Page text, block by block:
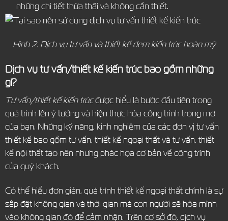
những chi tiết thừa thãi và không cần thiết.
Hình 2. Dịch vụ tư vấn và thiết kế đem kiến trúc hoàn mỹ
Dịch vụ tư vấn/thiết kế kiến trúc bao gồm những
gì?
Tư vấn/thiết kế kiến trúcđược hiểu là bước đầu tiên trong
quá trình lên ý tưởng và hiện thực hóa công trình trong mơ
của bạn. Những kỹ năng, kinh nghiệm của các đơn vị tư vấn
thiết kế bao gồm tư vấn, thiết kế ngoại thất và tư vấn, thiết
kế nội thất tạo nên nhưng phác họa cơ bản về công trình
của quý khách.
Có thể hiểu đơn giản, quá trình thiết kế ngoại thất chính là sự
sắp đặt không gian và thời gian mà con người sẽ hòa mình
vào không gian đó để cảm nhận. Trên cơ sở đó, dịch vụ